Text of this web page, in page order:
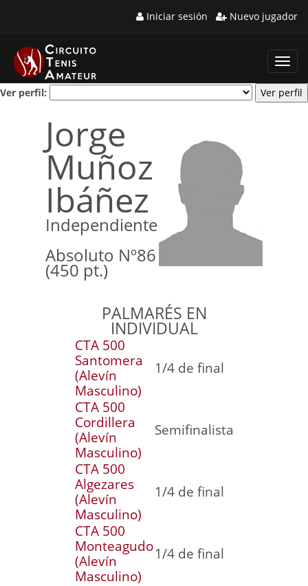
Iniciar sesión Nuevo jugador
Ver perfil:
Jorge
Muñoz
Ibáñez
Independiente
Absoluto Nº86
(450 pt.)
PALMARÉS EN
INDIVIDUAL
CTA 500
Santomera
(Alevín
Masculino)
1/4 de final
CTA 500
Cordillera
(Alevín
Masculino)
Semifinalista
CTA 500
Algezares
(Alevín
Masculino)
1/4 de final
CTA 500
Monteagudo
(Alevín
Masculino)
1/4 de final